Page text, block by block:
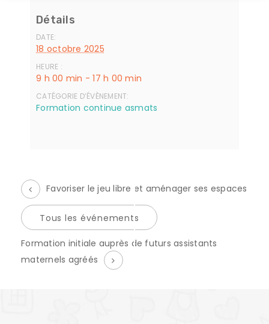
Détails
DATE:
18 octobre 2025
HEURE :
9 h 00 min - 17 h 00 min
CATÉGORIE D’ÉVÈNEMENT:
Formation continue asmats
É
v
Favoriser le jeu libre et aménager ses espaces
Tous les événements
Formation initiale auprès de futurs assistants
maternels agréés